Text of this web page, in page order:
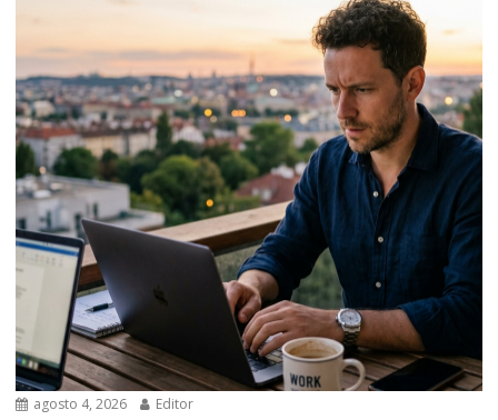
agosto 4, 2026 Editor